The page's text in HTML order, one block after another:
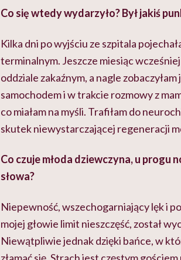
Co się wtedy wydarzyło? Był jakiś
Kilka dni po wyjściu ze szpitala
terminalnym. Jeszcze miesiąc
oddziale zakaźnym, a nagle
samochodem i w trakcie rozmowy z
co miałam na myśli. Trafiłam do
skutek niewystarczającej regeneracji
Co czuje młoda dziewczyna, u
słowa?
Niepewność, wszechogarniający lęk i
mojej głowie limit nieszczęść, został
Niewątpliwie jednak dzięki bańce, w